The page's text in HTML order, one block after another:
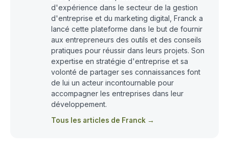
d'expérience dans le secteur de la gestion
d'entreprise et du marketing digital, Franck a
lancé cette plateforme dans le but de fournir
aux entrepreneurs des outils et des conseils
pratiques pour réussir dans leurs projets. Son
expertise en stratégie d'entreprise et sa
volonté de partager ses connaissances font
de lui un acteur incontournable pour
accompagner les entreprises dans leur
développement.
Tous les articles de Franck →